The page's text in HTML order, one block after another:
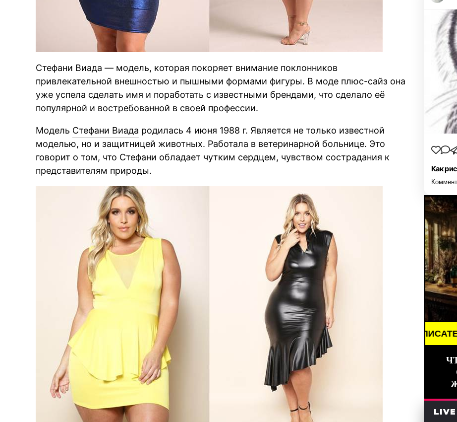
Стефани Виада — модель, которая покоряет внимание поклонников
привлекательной внешностью и пышными формами фигуры. В моде плюс-сайз она
уже успела сделать имя и поработать с известными брендами, что сделало её
популярной и востребованной в своей профессии.
Модель Стефани Виада родилась 4 июня 1988 г. Является не только известной
моделью, но и защитницей животных. Работала в ветеринарной больнице. Это
говорит о том, что Стефани обладает чутким сердцем, чувством сострадания к
представителям природы.
Как
BREAKING NEWS /// АРТ /// ПИСАТЕЛИ И КНИГИ